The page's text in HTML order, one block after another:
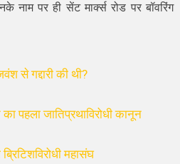
नाम पर ही सेंट मार्क्स रोड पर बॉवरिंग
से गद्दारी की थी?
पहला जातिप्रथाविरोधी कानून
महासंघ